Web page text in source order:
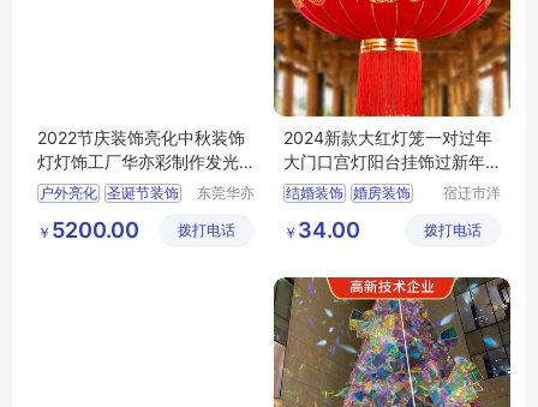
2022节庆装饰亮化中秋装饰
灯灯饰工厂华亦彩制作发光
光雕造型彩灯
户外亮化 圣诞节装饰
led彩灯
东莞华亦
艺有限公
￥ 5200.00 拨打电话
2024新款大红灯笼一对过年
大门口宫灯阳台挂饰过新年
户外装饰吊灯
结婚装饰 婚房装饰
结婚气球装饰
宿迁市洋
淑慧电子
￥ 34.00 拨打电话